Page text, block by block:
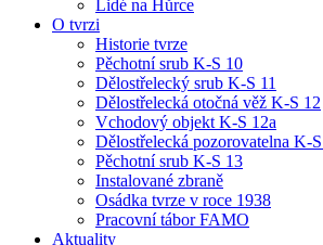
Lidé na Hůrce
O tvrzi
Historie tvrze
Pěchotní srub K-S 10
Dělostřelecký srub K-S 11
Dělostřelecká otočná věž K-S 12
Vchodový objekt K-S 12a
Dělostřelecká pozorovatelna K-
Pěchotní srub K-S 13
Instalované zbraně
Osádka tvrze v roce 1938
Pracovní tábor FAMO
Aktuality